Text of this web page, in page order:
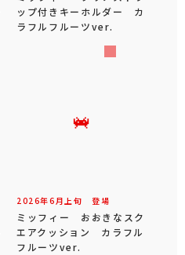
ップ付きキーホルダー カ
ラフルフルーツver.
2026年6 月 上旬 登場
ミッフィー おおきなスク
エアクッション カラフル
フルーツver.